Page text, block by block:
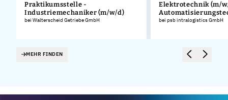
Praktikumsstelle -
Industriemechaniker (m/w/d)
bei Walterscheid Getriebe GmbH
Elektrotechnik (m/
bei psb intralogistics GmbH
MEHR FINDEN